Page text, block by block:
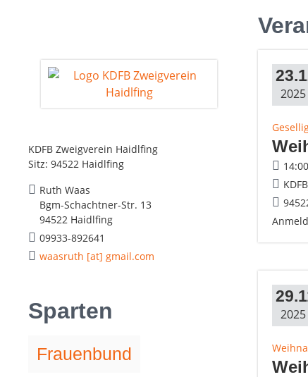
KDFB Zweigverein Haidlfing
Sitz: 94522 Haidlfing
Ruth Waas
Bgm-Schachtner-Str. 13
94522 Haidlfing
09933-892641
waasruth [at] gmail.com
Sparten
Frauenbund
2025
2025